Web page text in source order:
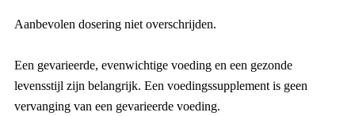
Aanbevolen dosering niet overschrijden.
Een gevarieerde, evenwichtige voeding en een gezonde
levensstijl zijn belangrijk. Een voedingssupplement is geen
vervanging van een gevarieerde voeding.